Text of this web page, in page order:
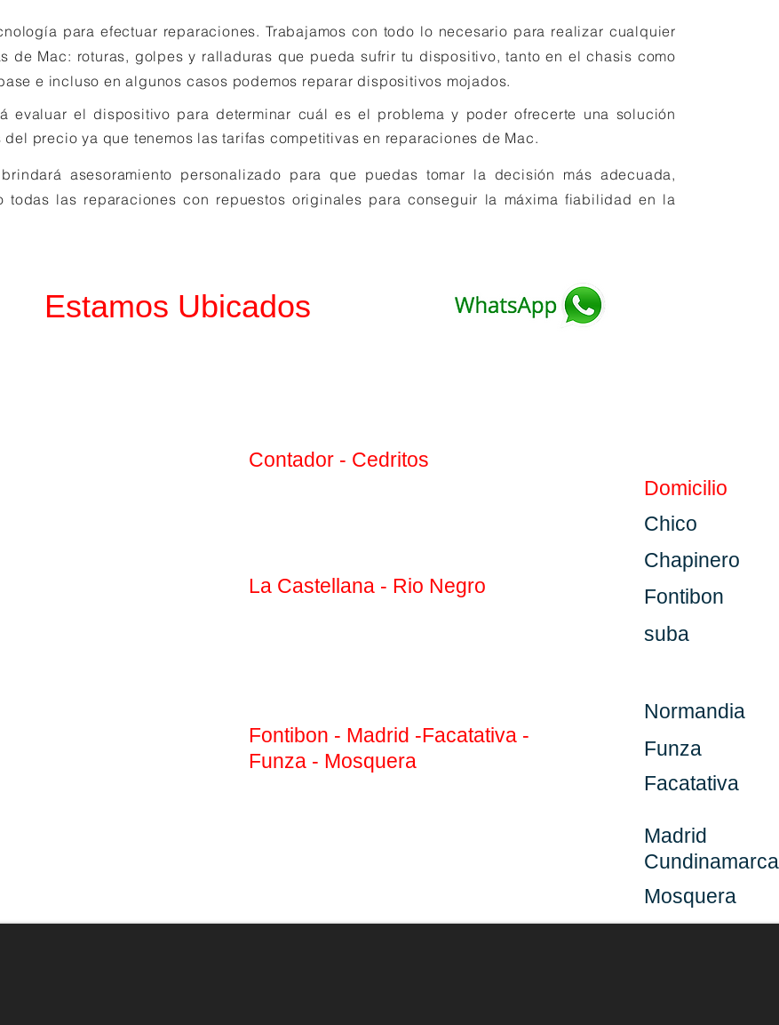
para efectuar reparaciones. Trabajamos con todo lo necesario para realizar cualquier
de Mac: roturas, golpes y ralladuras que pueda sufrir tu dispositivo, tanto en el chasis como
e incluso en algunos casos podemos reparar dispositivos mojados.
evaluar el dispositivo para determinar cuál es el problema y poder ofrecerte una solución
del precio ya que tenemos las tarifas competitivas en reparaciones de Mac.
asesoramiento personalizado para que puedas tomar la decisión más adecuada,
las reparaciones con repuestos originales para conseguir la máxima fiabilidad en la
Estamos Ubicados
Contador - Cedritos
La Castellana - Rio Negro
Fontibon - Madrid -Facatativa -
Funza - Mosquera
Domicilio
Chico
Chapinero
Fontibon
suba
Normandia
Funza
Facatativa
Madrid
Cundinamarca
Mosquera